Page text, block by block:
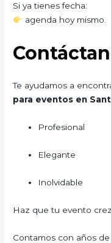
Si ya tienes fecha:
agenda hoy mismo.
Te ayudamos a
para eventos en
Profesional
Elegante
Inolvidable
Haz que tu evento
Contamos con años